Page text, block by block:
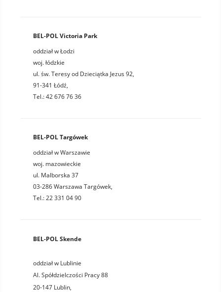
BEL-POL Victoria Park
oddział w Łodzi
woj. łódzkie
ul. św. Teresy od Dzieciątka Jezus 92,
91-341 Łódź,
Tel.: 42 676 76 36
BEL-POL Targówek
oddział w Warszawie
woj. mazowieckie
ul. Malborska 37
03-286 Warszawa Targówek,
Tel.: 22 331 04 90
BEL-POL Skende
oddział w Lublinie
Al. Spółdzielczości Pracy 88
20-147 Lublin,